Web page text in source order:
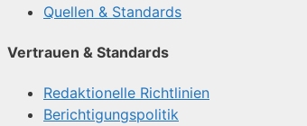
Quellen & Standards
Vertrauen & Standards
Redaktionelle Richtlinien
Berichtigungspolitik